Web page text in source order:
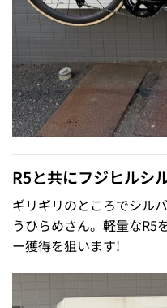
R5と共にフジヒルシ
ギリギリのところでシル
うひらめさん。軽量なR5
ー獲得を狙います!